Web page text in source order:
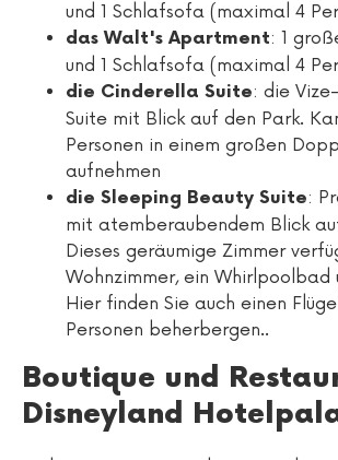
und 1 Schlafsofa (maximal 4
das Walt's Apartment: 1
und 1 Schlafsofa (maximal 4
die Cinderella Suite: die
Suite mit Blick auf den Park.
Personen in einem großen
aufnehmen
die Sleeping Beauty Suite:
mit atemberaubendem Blick
Dieses geräumige Zimmer
Wohnzimmer, ein Whirlpoolbad
Hier finden Sie auch einen
Personen beherbergen..
Boutique und
Disneyland